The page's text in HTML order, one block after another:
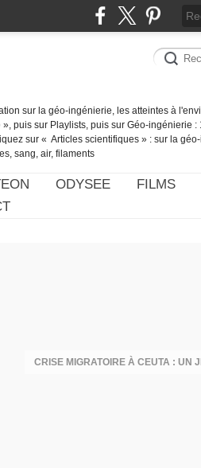
sur la géo-ingénierie, les atteintes à
puis sur Playlists, puis sur Géo-ingénierie
sur « Articles scientifiques » : sur la
sang, air, filaments
ODYSEE FILMS